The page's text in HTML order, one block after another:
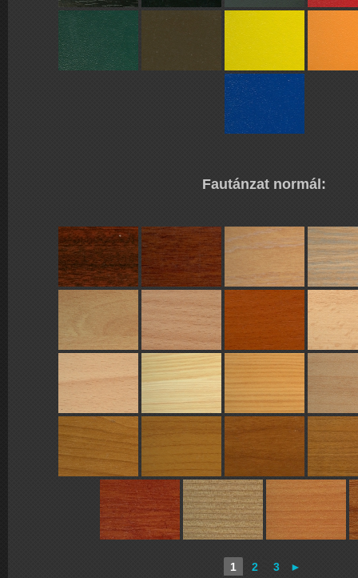
Fautánzat normál:
1 2 3 ►